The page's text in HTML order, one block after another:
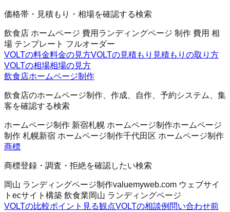
価格帯・見積もり・相場を確認する検索
飲食店 ホームページ 費用 ランディングページ 制作 費用 相
場 テンプレート フルオーダー
VOLTの料金料金の見方VOLTの見積もり 見積もりの取り方
VOLTの相場相場の見方
飲食店ホームページ制作
飲食店のホームページ制作、作成、自作、予約システム、集
客を確認する検索
ホームページ制作 新宿札幌 ホームページ制作ホームページ
制作 札幌新宿 ホームページ制作千代田区 ホームページ制作
商標
商標登録・調査・拒絶を確認したい検索
岡山 ランディングページ制作valuemyweb.com ウェブサイ
ト ecサイト構築 飲食業岡山 ランディングページ
VOLTの比較ポイント 見る観点VOLTの相談例 問い合わせ前